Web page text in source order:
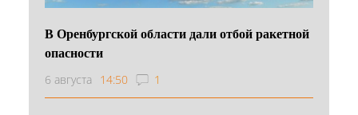
В Оренбургской области дали отбой ракетной
опасности
6 августа 14:50 1